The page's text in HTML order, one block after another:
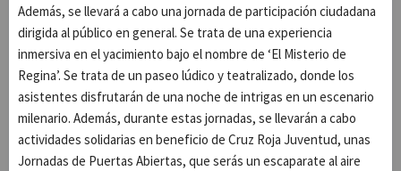
Además, se llevará a cabo una jornada de participación ciudadana
dirigida al público en general. Se trata de una experiencia
inmersiva en el yacimiento bajo el nombre de ‘El Misterio de
Regina’. Se trata de un paseo lúdico y teatralizado, donde los
asistentes disfrutarán de una noche de intrigas en un escenario
milenario. Además, durante estas jornadas, se llevarán a cabo
actividades solidarias en beneficio de Cruz Roja Juventud, unas
Jornadas de Puertas Abiertas, que serás un escaparate al aire